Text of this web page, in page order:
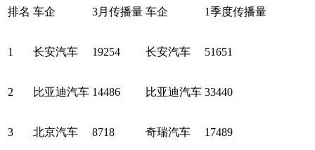
排名 车企 3月传播量 车企 1季度传播量
1 长安汽车 19254 长安汽车 51651
2 比亚迪汽车 14486 比亚迪汽车 33440
3 北京汽车 8718 奇瑞汽车 17489